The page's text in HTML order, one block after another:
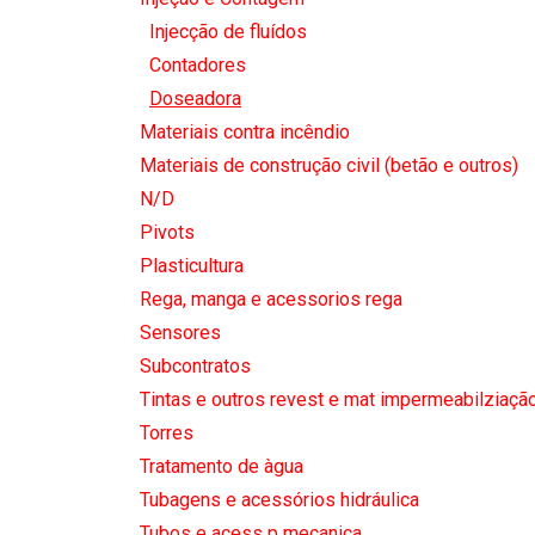
Injecção de fluídos
Contadores
Doseadora
Materiais contra incêndio
Materiais de construção civil (betão e outros)
N/D
Pivots
Plasticultura
Rega, manga e acessorios rega
Sensores
Subcontratos
Tintas e outros revest e mat
Torres
Tratamento de àgua
Tubagens e acessórios hidráulica